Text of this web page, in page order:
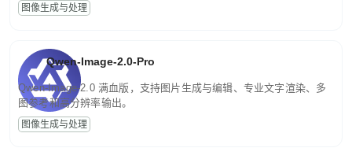
图像生成与处理
Qwen-Image-2.0-Pro
Qwen-Image-2.0 满血版，支持图片生成与编辑、专业文字渲染、多
图参考和高分辨率输出。
图像生成与处理